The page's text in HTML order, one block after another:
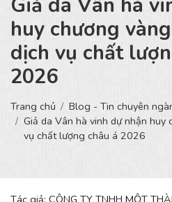
huy chương
dịch vụ chất
2026
Trang chủ
Blog - Tin chuyên
Giả da Vân hà vinh dự nhận huy
vụ chất lượng châu á 2026
Tác giả: CÔNG TY TNHH MỘT